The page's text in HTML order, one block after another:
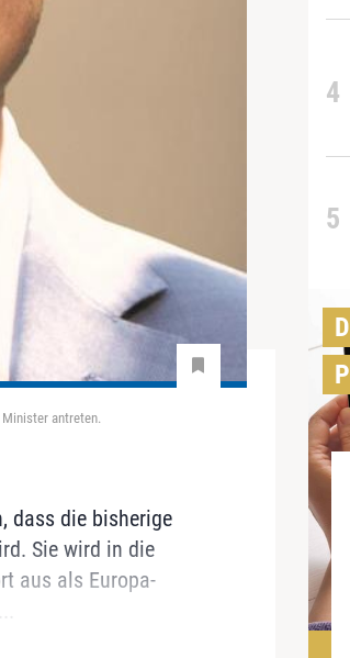
antreten.
dass die bisherige
Sie wird in die
aus als Europa-